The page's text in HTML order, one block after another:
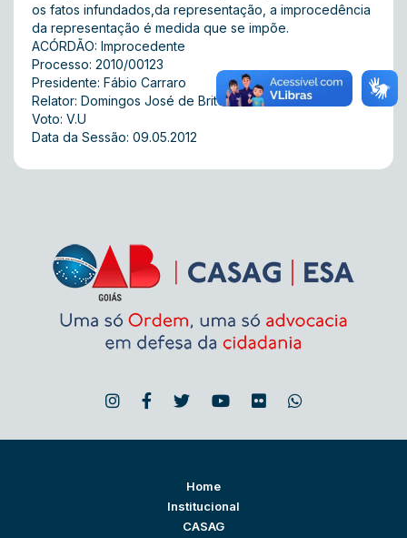
os fatos infundados,da representação, a improcedência
da representação é medida que se impõe.
ACÓRDÃO: Improcedente
Processo: 2010/00123
Presidente: Fábio Carraro
Relator: Domingos José de Brito
Voto: V.U
Data da Sessão: 09.05.2012
Home
Institucional
CASAG